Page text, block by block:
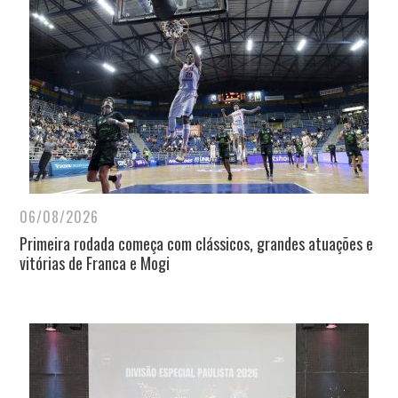
06/08/2026
Primeira rodada começa com clássicos, grandes atuações e
vitórias de Franca e Mogi